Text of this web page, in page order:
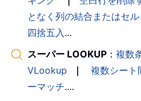
となく列の結合またはセル
四捨五入 ...
スーパー LOOKUP ： 複数
VLookup
｜ 複数シー
ーマッチ....